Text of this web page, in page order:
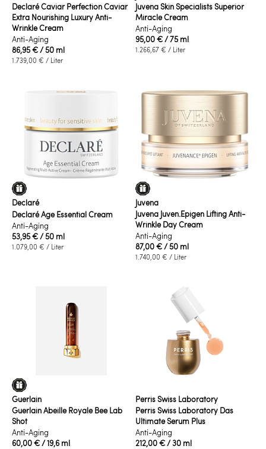
Declaré Caviar Perfection Caviar
Extra Nourishing Luxury Anti-
Wrinkle Cream
Anti-Aging
86,95 €/ 50 ml
1.739,00 € / Liter
Juvena Skin Specialists Superior
Miracle Cream
Anti-Aging
95,00 €/ 75 ml
1.266,67 € / Liter
Declaré
Declaré Age Essential Cream
Anti-Aging
53,95 €/ 50 ml
1.079,00 € / Liter
Juvena
Juvena Juven.Epigen Lifting Anti-
Wrinkle Day Cream
Anti-Aging
87,00 €/ 50 ml
1.740,00 € / Liter
Guerlain
Guerlain Abeille Royale Bee Lab
Shot
Anti-Aging
60,00 €/ 19,6 ml
Perris Swiss Laboratory
Perris Swiss Laboratory Das
Ultimate Serum Plus
Anti-Aging
212,00 €/ 30 ml